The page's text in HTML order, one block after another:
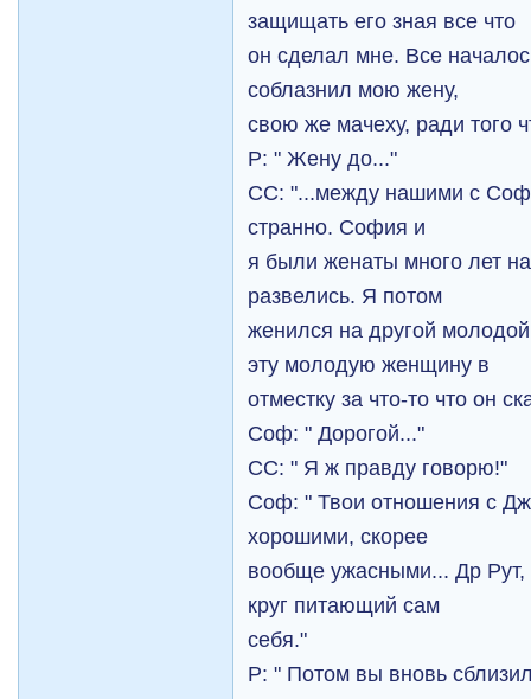
защищать его зная все что
он сделал мне. Все
соблазнил мою жену,
свою же мачеху, ради того
Р: " Жену до..."
СС: "...между нашими с
странно. София и
я были женаты много лет
развелись. Я потом
женился на другой
эту молодую женщину в
отместку за что-то что он
Соф: " Дорогой..."
СС: " Я ж правду говорю!"
Соф: " Твои отношения с
хорошими, скорее
вообще ужасными... Др Рут,
круг питающий сам
себя."
Р: " Потом вы вновь